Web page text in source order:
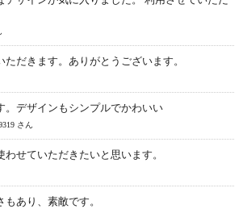
だきます。ありがとうございます。
。デザインもシンプルでかわいい
さん
せていただきたいと思います。
あり、素敵です。